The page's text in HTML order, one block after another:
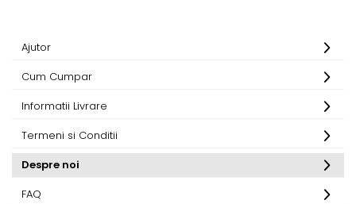
Ajutor
Cum Cumpar
Informatii Livrare
Termeni si Conditii
Despre noi
FAQ